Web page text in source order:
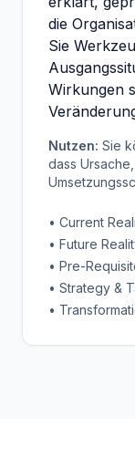
die
Sie
Wirkungen
Nutzen: Sie
dass
• Current
• Future
• Pre-
• Strategy &
•